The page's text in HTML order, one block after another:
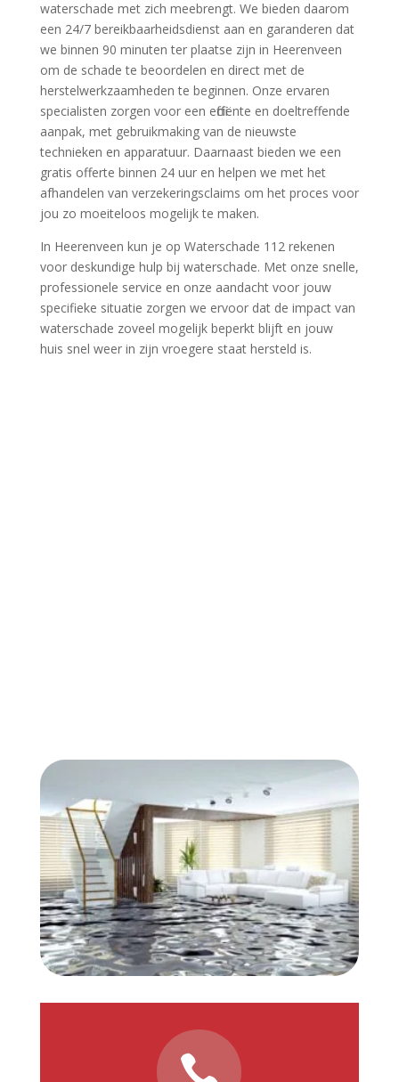
waterschade met zich meebrengt.​ We bieden daarom
een 24/7 bereikbaarheidsdienst aan en garanderen dat
we binnen 90 minuten ter plaatse zijn in Heerenveen
om de schade te beoordelen en direct met de
herstelwerkzaamheden te beginnen.​ Onze ervaren
specialisten zorgen voor een efficiënte en doeltreffende
aanpak, met gebruikmaking van de nieuwste
technieken en apparatuur.​ Daarnaast bieden we een
gratis offerte binnen 24 uur en helpen we met het
afhandelen van verzekeringsclaims om het proces voor
jou zo moeiteloos mogelijk te maken.​
In Heerenveen kun je op Waterschade 112 rekenen
voor deskundige hulp bij waterschade.​ Met onze snelle,
professionele service en onze aandacht voor jouw
specifieke situatie zorgen we ervoor dat de impact van
waterschade zoveel mogelijk beperkt blijft en jouw
huis snel weer in zijn vroegere staat hersteld is.​
